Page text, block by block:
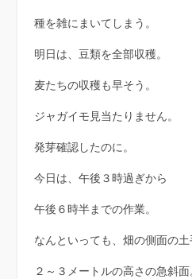
種を雑にまいてしまう。
明日は、豆類を全部収穫。
麦たちの収穫も早そう。
ジャガイモ見当たりません。
発芽確認したのに。
今日は、午後３時過ぎから
午後６時半までの作業。
なんといっても、畑の側面の土
２～３メートルの高さの急斜面